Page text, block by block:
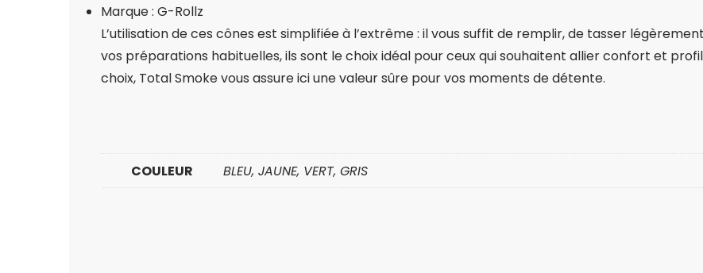
Marque : G-Rollz
L’utilisation de ces cônes est simplifiée à l’extrême : il vous suffit de remplir, de tasser
vos préparations habituelles, ils sont le choix idéal pour ceux qui souhaitent allier confort et
choix, Total Smoke vous assure ici une valeur sûre pour vos moments de détente.
COULEUR BLEU, JAUNE, VERT, GRIS